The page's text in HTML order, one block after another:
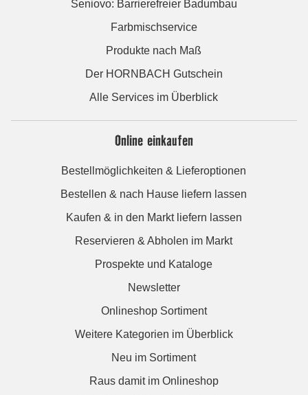
Seniovo: Barrierefreier Badumbau
Farbmischservice
Produkte nach Maß
Der HORNBACH Gutschein
Alle Services im Überblick
Online einkaufen
Bestellmöglichkeiten & Lieferoptionen
Bestellen & nach Hause liefern lassen
Kaufen & in den Markt liefern lassen
Reservieren & Abholen im Markt
Prospekte und Kataloge
Newsletter
Onlineshop Sortiment
Weitere Kategorien im Überblick
Neu im Sortiment
Raus damit im Onlineshop